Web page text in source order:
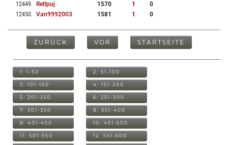
12449. Retlpuj 1570 1
0
12450. Van9992003 1581 1 0
ZURÜCK VOR STARTSEITE
1: 1-50 2: 51-100
3: 101-150 4: 151-200
5: 201-250 6: 251-300
7: 301-350 8: 351-400
9: 401-450 10: 451-500
11: 501-550 12: 551-600